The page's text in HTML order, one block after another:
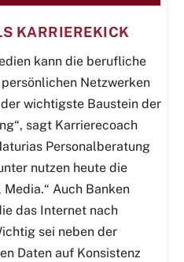
KARRIEREKICK
kann die berufliche
Netzwerken
wichtigste Baustein der
sagt Karrierecoach
Personalberatung
nutzen heute die
Auch Banken
das Internet nach
sei neben der
Daten auf Konsistenz